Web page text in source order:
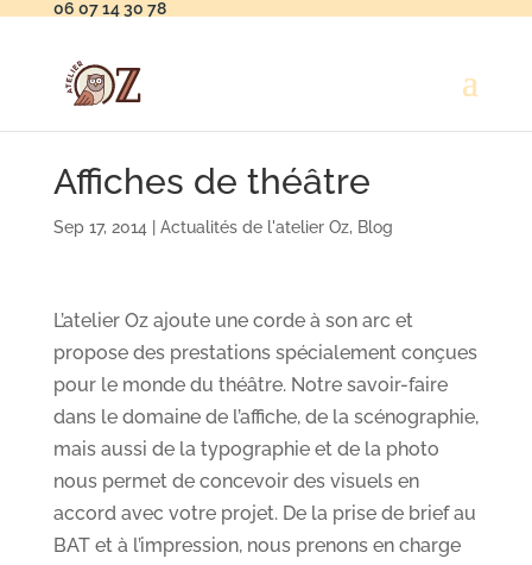
06 07 14 30 78
Affiches de théâtre
Sep 17, 2014 Actualités de l'atelier Oz, Blog
L’atelier Oz ajoute une corde à son arc et
propose des prestations spécialement conçues
pour le monde du théâtre. Notre savoir-faire
dans le domaine de l’affiche, de la scénographie,
mais aussi de la typographie et de la photo
nous permet de concevoir des visuels en
accord avec votre projet. De la prise de brief au
BAT et à l’impression, nous prenons en charge